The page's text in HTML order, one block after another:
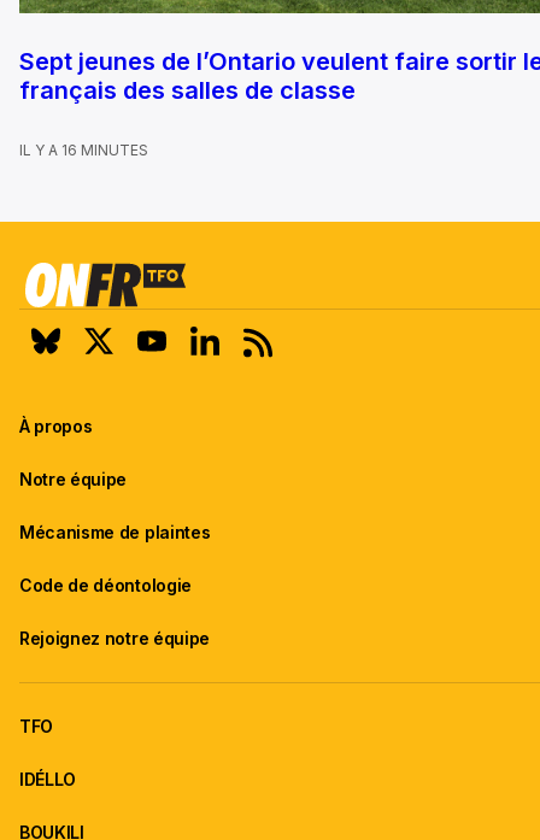
Sept jeunes de l’Ontario veulent faire sortir
français des salles de classe
IL Y A 16 MINUTES
À propos
Notre équipe
Mécanisme de plaintes
Code de déontologie
Rejoignez notre équipe
TFO
IDÉLLO
BOUKILI